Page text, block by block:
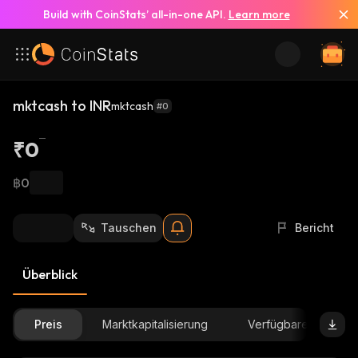
Build with CoinStats’ all-in-one API. Learn more
mktcash to INRmktcash #0
₹0
฿0
Tauschen Bericht
Überblick
Preis Marktkapitalisierung Verfügbare Menge